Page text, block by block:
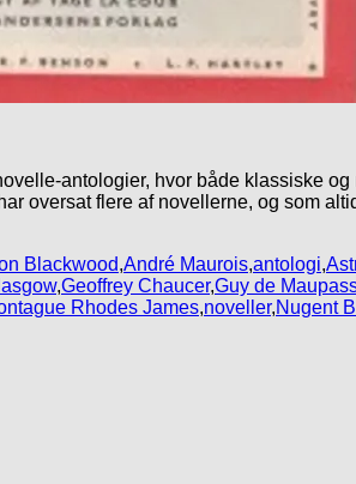
antologier, hvor både klassiske
oversat flere af novellerne, og som
Blackwood,André Maurois,antologi,
,Geoffrey Chaucer,Guy de
Rhodes James,noveller,Nugent